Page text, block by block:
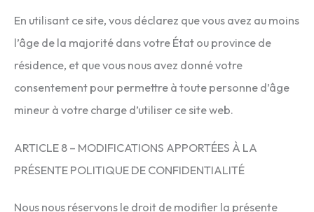
En utilisant ce site, vous déclarez que vous avez au moins
l’âge de la majorité dans votre État ou province de
résidence, et que vous nous avez donné votre
consentement pour permettre à toute personne d’âge
mineur à votre charge d’utiliser ce site web.
ARTICLE 8 – MODIFICATIONS APPORTÉES À LA
PRÉSENTE POLITIQUE DE CONFIDENTIALITÉ
Nous nous réservons le droit de modifier la présente